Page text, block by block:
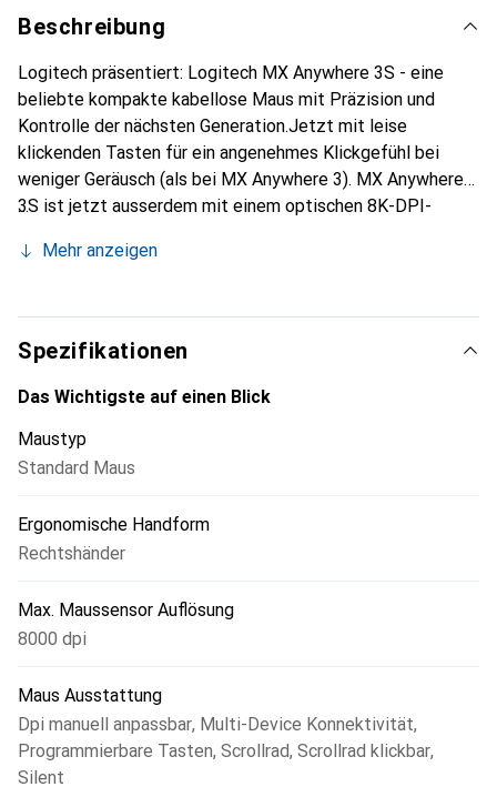
Beschreibung
Logitech präsentiert: Logitech MX Anywhere 3S - eine
beliebte kompakte kabellose Maus mit Präzision und
Kontrolle der nächsten Generation.Jetzt mit leise
klickenden Tasten für ein angenehmes Klickgefühl bei
weniger Geräusch (als bei MX Anywhere 3). MX Anywhere
3S ist jetzt ausserdem mit einem optischen 8K-DPI-
Reaktionsschnelligkeit der nächsten Generation auf jeder
Mehr anzeigen
Spezifikationen
Das Wichtigste auf einen Blick
Maustyp
Standard Maus
Ergonomische Handform
Rechtshänder
Max. Maussensor Auflösung
8000 dpi
Maus Ausstattung
Dpi manuell anpassbar, Multi-Device Konnektivität,
Programmierbare Tasten, Scrollrad, Scrollrad klickbar,
Silent